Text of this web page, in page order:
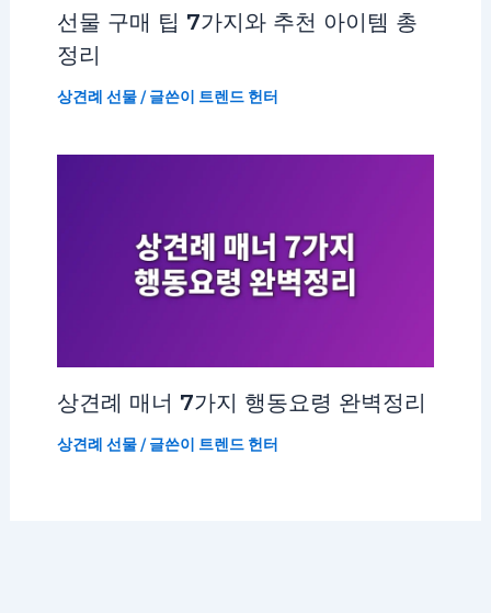
선물 구매 팁 7가지와 추천 아이템 총
정리
상견례 선물/ 글쓴이 트렌드 헌터
상견례 매너 7가지 행동요령 완벽정리
상견례 선물/ 글쓴이 트렌드 헌터